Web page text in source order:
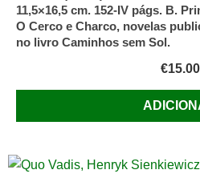
11,5×16,5 cm. 152-IV págs. B.
O Cerco e Charco, novelas
no livro Caminhos sem Sol.
€15.00